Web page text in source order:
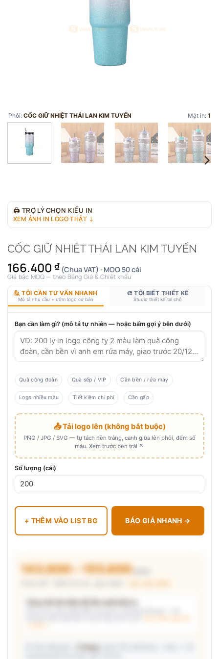
Phôi: CỐC GIỮ NHIỆT THÁI LAN KIM TUYẾN Mặt in: 1
🖨 TRỢ LÝ CHỌN KIỂU IN
XEM ẢNH IN LOGO THẬT ↓
CỐC GIỮ NHIỆT THÁI LAN KIM TUYẾN
166.400 ₫ (Chưa VAT) · MOQ 50 cái
Giá bậc MOQ — theo Bảng Giá & Chiết khấu
🙋 TÔI CẦN TƯ VẤN NHANH
Mô tả nhu cầu + ướm logo cơ bản
🎨 TÔI BIẾT THIẾT KẾ
Studio thiết kế tại chỗ
Bạn cần làm gì? (mô tả tự nhiên — hoặc bấm gợi ý bên dưới)
Quà công đoàn Quà sếp / VIP Cần bền / rửa máy
Logo nhiều màu Tiết kiệm chi phí Cần gấp
📤 Tải logo lên (không bắt buộc)
PNG / JPG / SVG — tự tách nền trắng, canh giữa lên phôi, đếm số
màu. Xem trước bên trái ↖
Số lượng (cái)
+ THÊM VÀO LIST BG BÁO GIÁ NHANH →
143.800 – 155.800